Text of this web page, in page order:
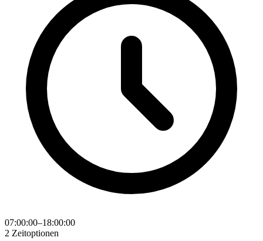
07:00:00–18:00:00
2 Zeitoptionen